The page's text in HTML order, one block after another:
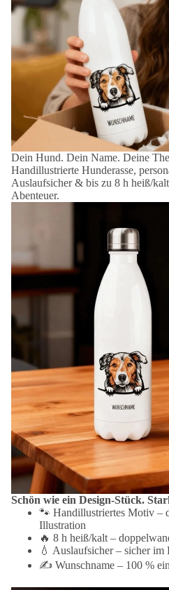
Dein Hund. Dein Name. Deine
Handillustrierte Hunderasse,
Auslaufsicher & bis zu 8 h heiß/
Abenteuer.
Schön wie ein Design-Stück.
🐾 Handillustriertes Motiv –
Illustration
🔥 8 h heiß/kalt –
💧 Auslaufsicher – sicher im
✍️ Wunschname – 100 %